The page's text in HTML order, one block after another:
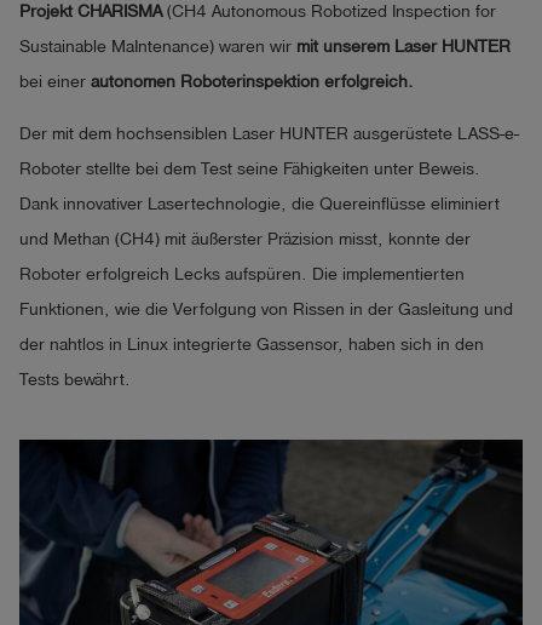
Projekt CHARISMA(CH4 Autonomous Robotized Inspection for
Sustainable MaIntenance) waren wir mit unserem Laser HUNTER
bei einer autonomen Roboterinspektion erfolgreich.
Der mit dem hochsensiblen Laser HUNTER ausgerüstete LASS-e-
Roboter stellte bei dem Test seine Fähigkeiten unter Beweis.
Dank innovativer Lasertechnologie, die Quereinflüsse eliminiert
und Methan (CH4) mit äußerster Präzision misst, konnte der
Roboter erfolgreich Lecks aufspüren. Die implementierten
Funktionen, wie die Verfolgung von Rissen in der Gasleitung und
der nahtlos in Linux integrierte Gassensor, haben sich in den
Tests bewährt.